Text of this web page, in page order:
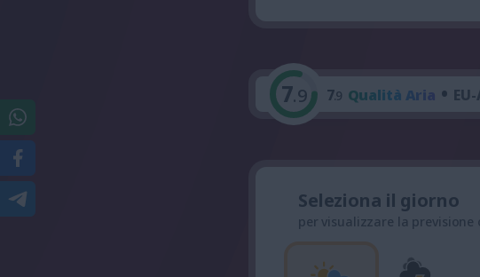
7.9 7.9 Qualità Aria •
Seleziona il giorno
per visualizzare la previsione